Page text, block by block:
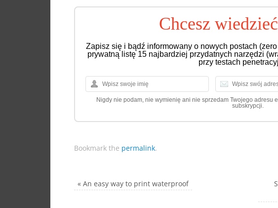
Chcesz
Zapisz się i bądź informowany o nowych postach
prywatną listę 15 najbardziej przydatnych narzędzi
przy testach
Nigdy nie podam, nie wymienię ani nie sprzedam Twojego adresu
subskrypcji.
Bookmark the permalink.
« An easy way to print waterproof